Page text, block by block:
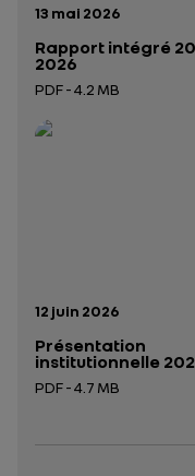
Date de publication:
13 mai 2026
Rapport intégré
2026
PDF - 4.2 MB
Ouverture dans un
Date de publication:
12 juin 2026
Présentation
institutionnelle
PDF - 4.7 MB